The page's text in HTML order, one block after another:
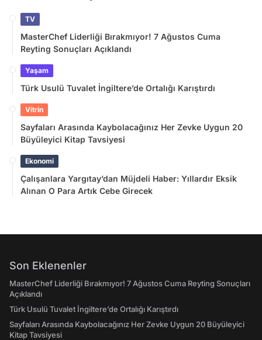
TV
MasterChef Liderliği Bırakmıyor! 7 Ağustos Cuma
Reyting Sonuçları Açıklandı
Yaşam
Türk Usulü Tuvalet İngiltere’de Ortalığı Karıştırdı
Vitrin
Sayfaları Arasında Kaybolacağınız Her Zevke Uygun 20
Büyüleyici Kitap Tavsiyesi
Ekonomi
Çalışanlara Yargıtay’dan Müjdeli Haber: Yıllardır Eksik
Alınan O Para Artık Cebe Girecek
Son Eklenenler
MasterChef Liderliği Bırakmıyor! 7 Ağustos Cuma Reyting Sonuçları
Açıklandı
Türk Usulü Tuvalet İngiltere’de Ortalığı Karıştırdı
Sayfaları Arasında Kaybolacağınız Her Zevke Uygun 20 Büyüleyici
Kitap Tavsiyesi